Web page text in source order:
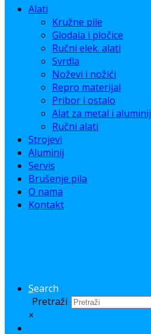
Alati
Kružne pile
Glodala i pločice
Ručni elek. alati
Svrdla
Noževi i nožići
Repro materijal
Pribor i ostalo
Alat za metal i aluminij
Ručni alati
Strojevi
Aluminij
Servis
Brušenje pila
O nama
Kontakt
Search
Pretraži
×